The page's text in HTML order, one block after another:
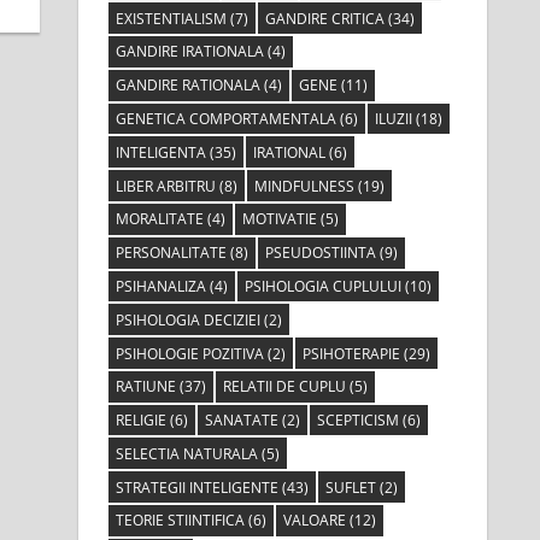
EXISTENTIALISM (7) GANDIRE CRITICA(34)
GANDIRE IRATIONALA(4)
GANDIRE RATIONALA(4) GENE (11)
GENETICA COMPORTAMENTALA(6) ILUZII(18)
INTELIGENTA(35) IRATIONAL(6)
LIBER ARBITRU (8) MINDFULNESS (19)
MORALITATE (4) MOTIVATIE (5)
PERSONALITATE (8) PSEUDOSTIINTA(9)
PSIHANALIZA(4) PSIHOLOGIA CUPLULUI(10)
PSIHOLOGIA DECIZIEI(2)
PSIHOLOGIE POZITIVA(2) PSIHOTERAPIE (29)
RATIUNE (37) RELATII DE CUPLU (5)
RELIGIE (6) SANATATE (2) SCEPTICISM (6)
SELECTIA NATURALA(5)
STRATEGII INTELIGENTE (43) SUFLET(2)
TEORIE STIINTIFICA(6) VALOARE (12)